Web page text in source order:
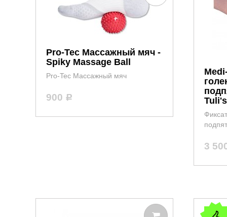
Pro-Tec Массажный мяч -
Spiky Massage Ball
Pro-Tec Массажный мяч
900 Р
3